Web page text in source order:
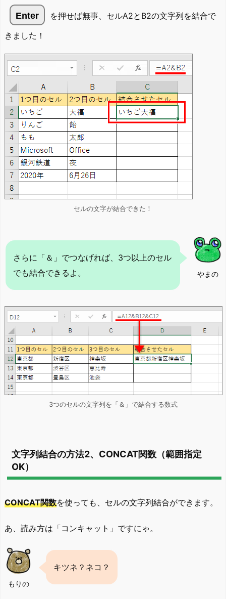
Enter
を押せば無事、セルA2とB2の文字列を結合で
きました！
セルの文字が結合できた！
やまの
さらに「＆」でつなげれば、3つ以上のセル
でも結合できるよ。
3つのセルの文字列を「＆」で結合する数式
文字列結合の方法2、CONCAT関数（範囲指定
OK）
CONCAT関数を使っても、セルの文字列結合ができます。
あ、読み方は「コンキャット」ですにゃ。
もりの
キツネ？ネコ？